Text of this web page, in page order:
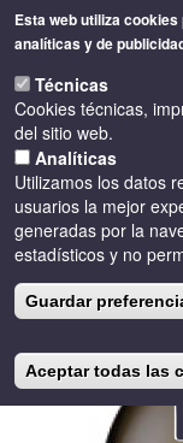
Esta web utiliza
analíticas y de
Técnicas
Cookies técnicas,
del sitio web.
Analíticas
Utilizamos los datos
usuarios la mejor
generadas por la
estadísticos y no
Guardar
Aceptar todas las
Pasar
principal